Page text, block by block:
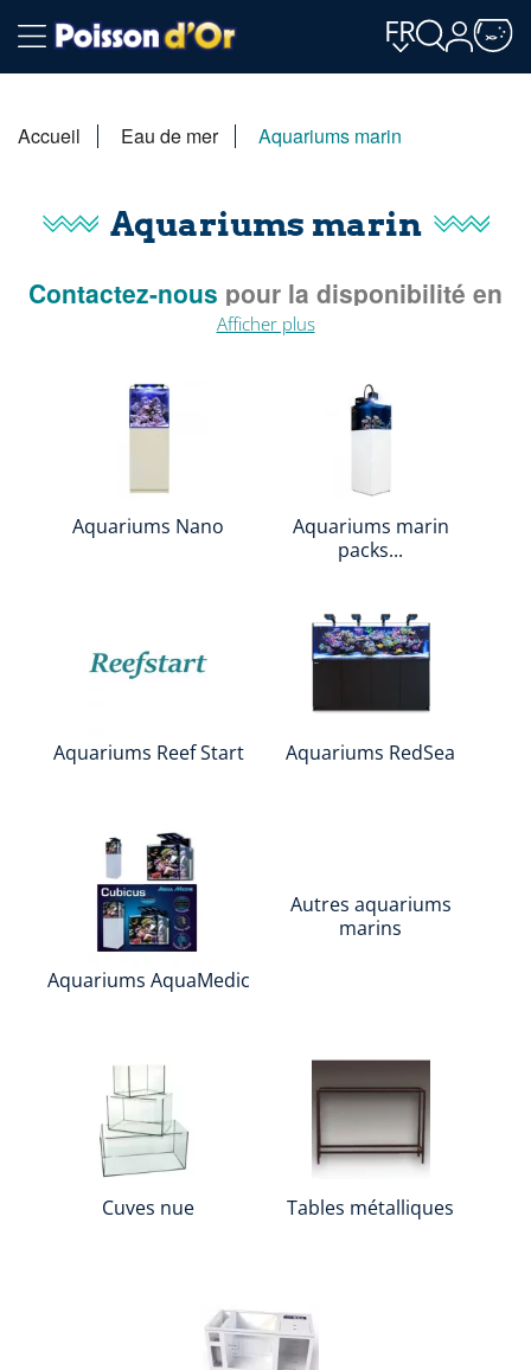
FR
Accueil Eau de mer Aquariums marin
Aquariums marin
Contactez-nous pour la disponibilité en
magasin.
Afficher plus
Aquariums Nano
Aquariums marin
packs...
Aquariums Reef Start Aquariums RedSea
Aquariums AquaMedic
Autres aquariums
marins
Cuves nue Tables métalliques